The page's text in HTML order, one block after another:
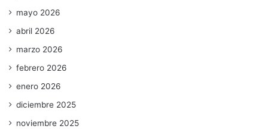
mayo 2026
abril 2026
marzo 2026
febrero 2026
enero 2026
diciembre 2025
noviembre 2025